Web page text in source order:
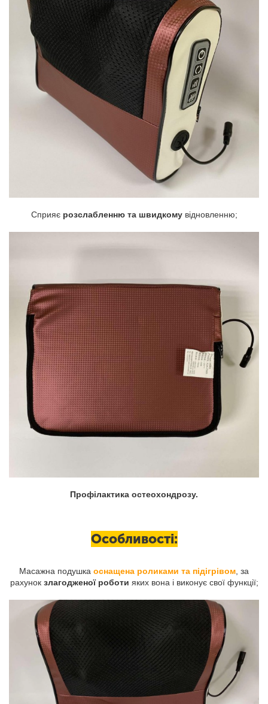
Сприяє розслабленню та швидкомувідновленню;
Профілактика остеохондрозу.
Особливості:
Масажна подушка оснащена роликами та підігрівом , за
рахунок злагодженої роботи яких вона і виконує свої функції;